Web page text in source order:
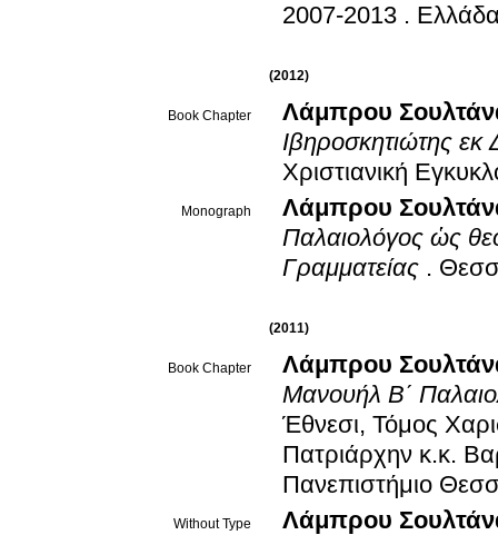
2007-2013 .
(2012)
Book Chapter
Λάμπρου
Ιβηροσκητιώτης
Χριστιανική
Monograph
Λάμπρου
Παλαιολόγος ὡς
Γραμματείας .
(2011)
Book Chapter
Λάμπρου
Μανουήλ Β΄
Έθνεσι, Τόμος
Πατριάρχην κ.κ.
Πανεπιστήμιο
Without Type
Λάμπρου